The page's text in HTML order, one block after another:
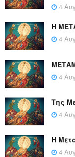
4
Η
4
4
Της
4
Η
4